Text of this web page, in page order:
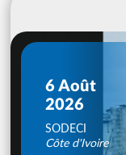
6 Août
2026
SODECI
Côte d'Ivoire